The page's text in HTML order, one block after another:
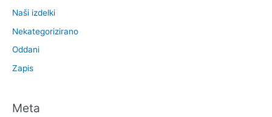
Naši izdelki
Nekategorizirano
Oddani
Zapis
Meta